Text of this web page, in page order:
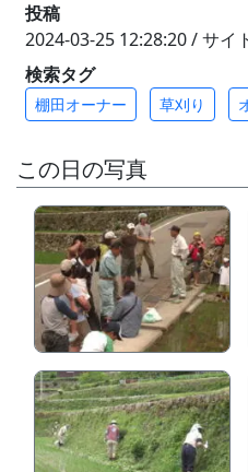
投稿
2024-03-25 12:28:20 / サイ
検索タグ
棚田オーナー 草刈り
この日の写真